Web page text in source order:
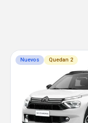
Nuevos Quedan 2